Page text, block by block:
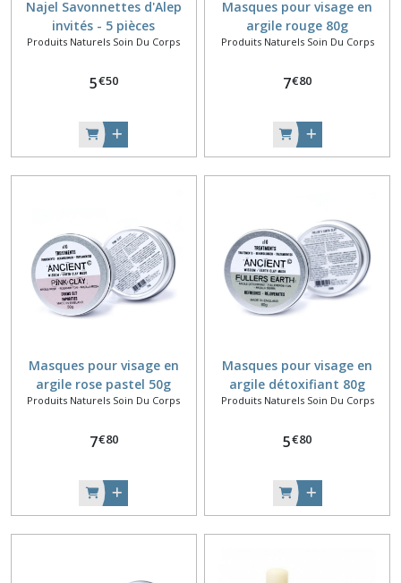
Najel Savonnettes d'Alep
invités - 5 pièces
Produits Naturels Soin Du Corps
5€50
Masques pour visage en
argile rouge 80g
Produits Naturels Soin Du Corps
7€80
Masques pour visage en
argile rose pastel 50g
Produits Naturels Soin Du Corps
7€80
Masques pour visage en
argile détoxifiant 80g
Produits Naturels Soin Du Corps
5€80